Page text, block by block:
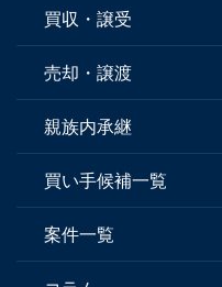
買収・譲受
売却・譲渡
親族内承継
買い手候補一覧
案件一覧